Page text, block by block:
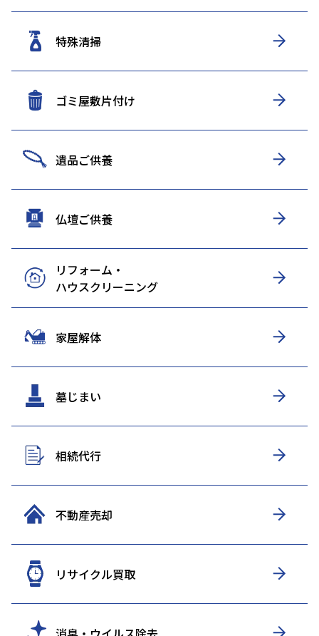
特殊清掃
ゴミ屋敷片付け
遺品ご供養
仏壇ご供養
リフォーム・
ハウスクリーニング
家屋解体
墓じまい
相続代行
不動産売却
リサイクル買取